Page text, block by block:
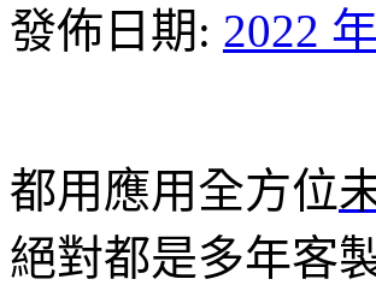
發佈日期: 2022
都用應用全方位
絕對都是多年客